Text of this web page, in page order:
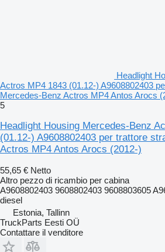
Headlight
Actros MP4 1843 (01.12-) A9608802403
Mercedes-Benz Actros MP4 Antos Arocs
5
Headlight Housing Mercedes-Benz
(01.12-) A9608802403 per trattore
Actros MP4 Antos Arocs (2012-)
55,65 € Netto
Altro pezzo di ricambio per cabina
A9608802403 9608802403 9608803605
diesel
Estonia, Tallinn
TruckParts Eesti OÜ
Contattare il venditore